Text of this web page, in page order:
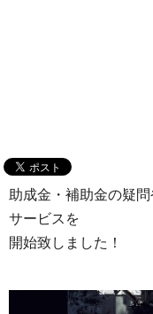
助成金・補助金の疑
サービスを
開始致しました！